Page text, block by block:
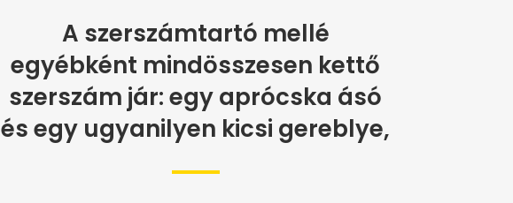
A szerszámtartó mellé
egyébként mindösszesen kettő
szerszám jár: egy aprócska ásó
és egy ugyanilyen kicsi gereblye,